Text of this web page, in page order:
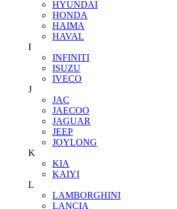
HYUNDAI
HONDA
HAIMA
HAVAL
I
INFINITI
ISUZU
IVECO
J
JAC
JAECOO
JAGUAR
JEEP
JOYLONG
K
KIA
KAIYI
L
LAMBORGHINI
LANCIA